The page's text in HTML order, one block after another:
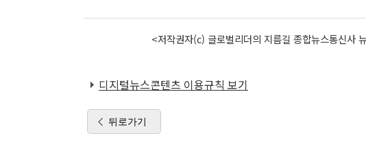
<저작권자(c) 글로벌리더의 지름길 종합뉴스통신
디지털뉴스콘텐츠 이용규칙 보기
뒤로가기